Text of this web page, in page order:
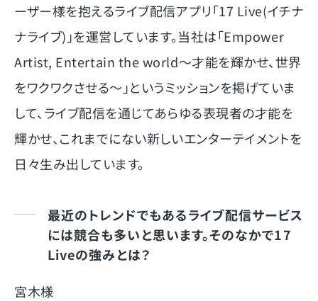
ーザー様を抱えるライブ配信アプリ「17 Live(イチナ
ナライブ)」を運営しています。当社は「Empower
Artist, Entertain the world～才能を輝かせ、世界
をワクワクさせる～」というミッションを掲げていま
して、ライブ配信を通じてあらゆる表現者の才能を
輝かせ、これまでにない新しいエンターテイメントを
日々生み出しています。
最近のトレンドでもあるライブ配信サービス
には競合も多いと思います。そのなかで17
Liveの強みとは？
宮木様